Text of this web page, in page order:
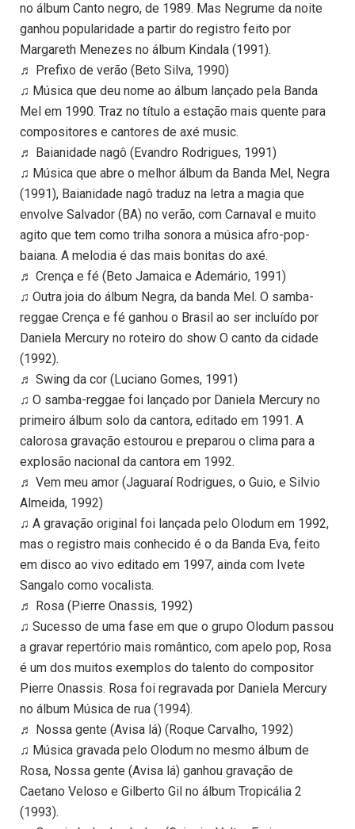
no álbum Canto negro, de 1989. Mas Negrume da noite
ganhou popularidade a partir do registro feito por
Margareth Menezes no álbum Kindala (1991).
♬ Prefixo de verão (Beto Silva, 1990)
♫ Música que deu nome ao álbum lançado pela Banda
Mel em 1990. Traz no título a estação mais quente para
compositores e cantores de axé music.
♬ Baianidade nagô (Evandro Rodrigues, 1991)
♫ Música que abre o melhor álbum da Banda Mel, Negra
(1991), Baianidade nagô traduz na letra a magia que
envolve Salvador (BA) no verão, com Carnaval e muito
agito que tem como trilha sonora a música afro-pop-
baiana. A melodia é das mais bonitas do axé.
♬ Crença e fé (Beto Jamaica e Ademário, 1991)
♫ Outra joia do álbum Negra, da banda Mel. O samba-
reggae Crença e fé ganhou o Brasil ao ser incluído por
Daniela Mercury no roteiro do show O canto da cidade
(1992).
♬ Swing da cor (Luciano Gomes, 1991)
♫ O samba-reggae foi lançado por Daniela Mercury no
primeiro álbum solo da cantora, editado em 1991. A
calorosa gravação estourou e preparou o clima para a
explosão nacional da cantora em 1992.
♬ Vem meu amor (Jaguaraí Rodrigues, o Guio, e Silvio
Almeida, 1992)
♫ A gravação original foi lançada pelo Olodum em 1992,
mas o registro mais conhecido é o da Banda Eva, feito
em disco ao vivo editado em 1997, ainda com Ivete
Sangalo como vocalista.
♬ Rosa (Pierre Onassis, 1992)
♫ Sucesso de uma fase em que o grupo Olodum passou
a gravar repertório mais romântico, com apelo pop, Rosa
é um dos muitos exemplos do talento do compositor
Pierre Onassis. Rosa foi regravada por Daniela Mercury
no álbum Música de rua (1994).
♬ Nossa gente (Avisa lá) (Roque Carvalho, 1992)
♫ Música gravada pelo Olodum no mesmo álbum de
Rosa, Nossa gente (Avisa lá) ganhou gravação de
Caetano Veloso e Gilberto Gil no álbum Tropicália 2
(1993).